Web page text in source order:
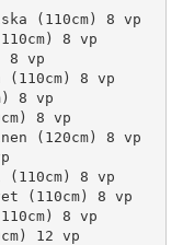
(110cm) 8 vp
8 vp
8 vp
8 vp
8 vp
8 vp
(120cm) 8 vp
(110cm) 8 vp
(110cm) 8 vp
8 vp
12 vp